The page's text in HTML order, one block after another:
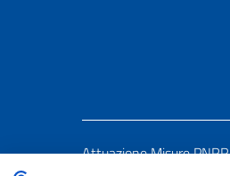
Attuazione Misure PNRR